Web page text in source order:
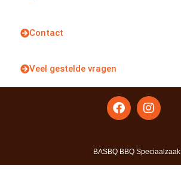
Contact
Veel gestelde vragen
BASBQ BBQ Speciaalzaak